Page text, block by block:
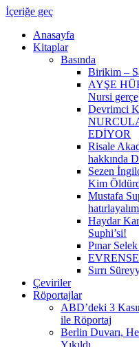
İçeriğe geç
Anasayfa
Kitaplar
Basında
Birikim –
AYŞE
Nursi
Devrimci
EDİYOR
Risale
hakkında
Sezen
Kim
Mustafa
Haydar
Suphi’si!
Pınar
Sırrı
Çeviriler
Röportajlar
ABD’deki 3
ile Röportaj
Berlin Duvarı,
Yıkıldı